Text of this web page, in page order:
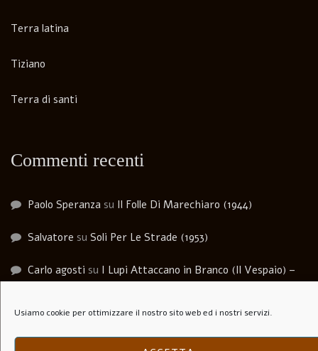
Usiamo cookie per ottimizzare il nostro sito web ed i nostri servizi.
Terra latina
Tiziano
Terra di santi
Commenti recenti
Paolo Speranza su Il Folle Di Marechiaro (1944)
Salvatore su Soli Per Le Strade (1953)
Carlo agosti su I Lupi Attaccano in Branco (Il Vespaio) –